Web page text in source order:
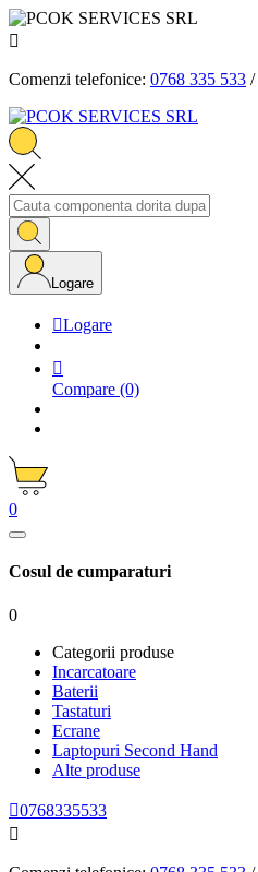

Comenzi telefonice: 0768 335 533 /
Logare
Logare

Compare (0)
0
Cosul de cumparaturi
0
Categorii produse
Incarcatoare
Baterii
Tastaturi
Ecrane
Laptopuri Second Hand
Alte produse
0768335533
